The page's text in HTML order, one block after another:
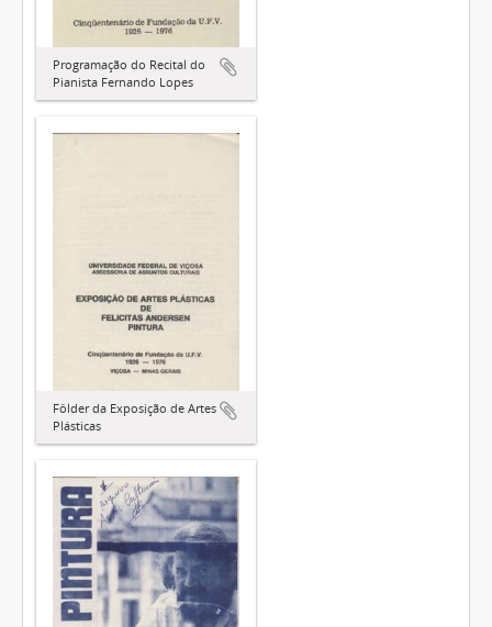
Programação do Recital do
Pianista Fernando Lopes
Fôlder da Exposição de Artes
Plásticas